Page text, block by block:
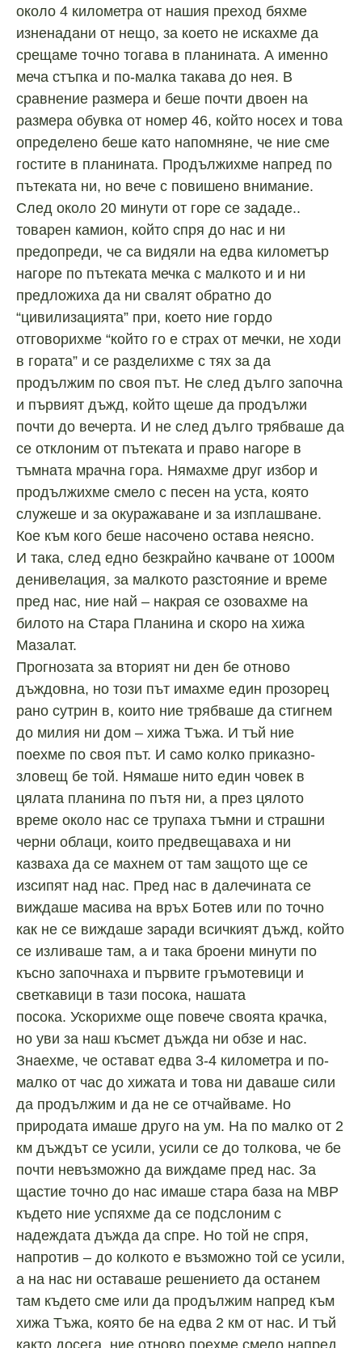
около 4 километра от нашия преход бяхме
изненадани от нещо, за което не искахме да
срещаме точно тогава в планината. А именно
меча стъпка и по-малка такава до нея. В
сравнение размера и беше почти двоен на
размера обувка от номер 46, който носех и това
определено беше като напомняне, че ние сме
гостите в планината. Продължихме напред по
пътеката ни, но вече с повишено внимание.
След около 20 минути от горе се зададе..
товарен камион, който спря до нас и ни
предопреди, че са видяли на едва километър
нагоре по пътеката мечка с малкото и и ни
предложиха да ни свалят обратно до
“цивилизацията” при, което ние гордо
отговорихме “който го е страх от мечки, не ходи
в гората” и се разделихме с тях за да
продължим по своя път. Не след дълго започна
и първият дъжд, който щеше да продължи
почти до вечерта. И не след дълго трябваше да
се отклоним от пътеката и право нагоре в
тъмната мрачна гора. Нямахме друг избор и
продължихме смело с песен на уста, която
служеше и за окуражаване и за изплашване.
Кое към кого беше насочено остава неясно.
И така, след едно безкрайно качване от 1000м
денивелация, за малкото разстояние и време
пред нас, ние най – накрая се озовахме на
билото на Стара Планина и скоро на хижа
Мазалат.
Прогнозата за вторият ни ден бе отново
дъждовна, но този път имахме един прозорец
рано сутрин в, които ние трябваше да стигнем
до милия ни дом – хижа Тъжа. И тъй ние
поехме по своя път. И само колко приказно-
зловещ бе той. Нямаше нито един човек в
цялата планина по пътя ни, а през цялото
време около нас се трупаха тъмни и страшни
черни облаци, които предвещаваха и ни
казваха да се махнем от там защото ще се
изсипят над нас. Пред нас в далечината се
виждаше масива на връх Ботев или по точно
как не се виждаше заради всичкият дъжд, който
се изливаше там, а и така броени минути по
късно започнаха и първите гръмотевици и
светкавици в тази посока, нашата
посока. Ускорихме още повече своята крачка,
но уви за наш късмет дъжда ни обзе и нас.
Знаехме, че остават едва 3-4 километра и по-
малко от час до хижата и това ни даваше сили
да продължим и да не се отчайваме. Но
природата имаше друго на ум. На по малко от 2
км дъждът се усили, усили се до толкова, че бе
почти невъзможно да виждаме пред нас. За
щастие точно до нас имаше стара база на МВР
където ние успяхме да се подслоним с
надеждата дъжда да спре. Но той не спря,
напротив – до колкото е възможно той се усили,
а на нас ни оставаше решението да останем
там където сме или да продължим напред към
хижа Тъжа, която бе на едва 2 км от нас. И тъй